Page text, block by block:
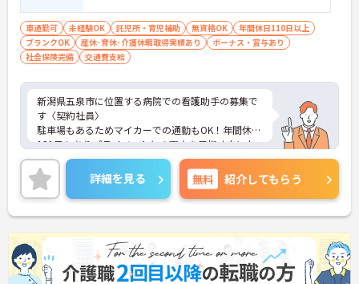
車通勤可 未経験OK 託児所・育児補助 無資格OK
年間休日110日以上
ブランクOK
産休･育休･介護休暇取得実績あり
ボーナス・賞与あり
社会保険完備
交通費支給
新潟県五泉市に位置する病院での看護助手の募集で
す〈契約社員〉
駐車場もあるためマイカーでの通勤もOK！年間休日
121日もありプライベートとの両立を目指す方にお
すすめの環境です◎また看護助手のお仕事が初めて
の人でもチャレンジできる職場で、しっかりとした
フォロー体制で、経験に関わらず安心してスタート
できます。昇給や賞与制度があり、頑張りが評価さ
れてしっかりと職員に還元されます。
こちらの求人にご興味がございましたら面接のポイ
ントもお伝えしますので是非ご応募お待ちしており
ます。
詳細を見る 無料 紹介してもらう